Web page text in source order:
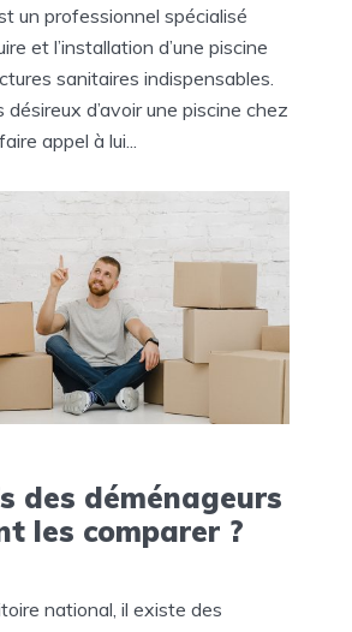
un professionnel spécialisé
et l’installation d’une piscine
sanitaires indispensables.
désireux d’avoir une piscine chez
appel à lui...
des déménageurs
les comparer ?
national, il existe des